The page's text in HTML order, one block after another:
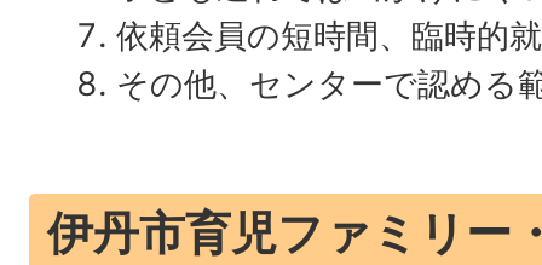
依頼会員の短時間、臨時的
その他、センターで認める
伊丹市育児ファミリー